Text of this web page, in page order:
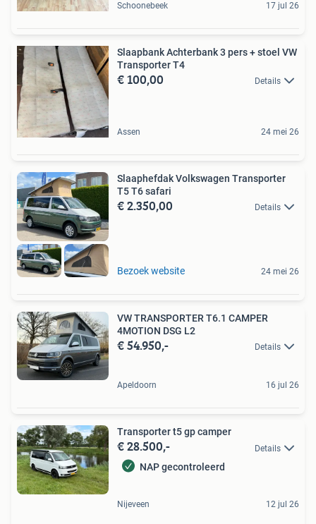
Schoonebeek 17 jul 26
Slaapbank Achterbank 3 pers + stoel VW
Transporter T4
€ 100,00 Details
Assen 24 mei 26
Slaaphefdak Volkswagen Transporter
T5 T6 safari
€ 2.350,00 Details
Bezoek website 24 mei 26
VW TRANSPORTER T6.1 CAMPER
4MOTION DSG L2
€ 54.950,- Details
Apeldoorn 16 jul 26
Transporter t5 gp camper
€ 28.500,- Details
NAP gecontroleerd
Nijeveen 12 jul 26